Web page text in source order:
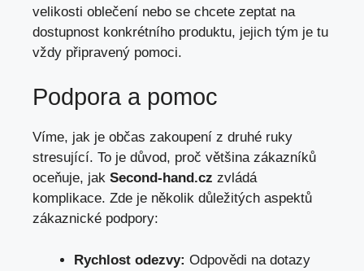
velikosti oblečení nebo se chcete zeptat na
dostupnost konkrétního produktu, jejich tým je tu
vždy připravený pomoci.
Podpora a pomoc
Víme, jak je občas zakoupení z druhé ruky
stresující. To je důvod, proč většina zákazníků
oceňuje, jak Second-hand.cz zvládá
komplikace. Zde je několik důležitých aspektů
zákaznické podpory:
Rychlost odezvy: Odpovědi na dotazy